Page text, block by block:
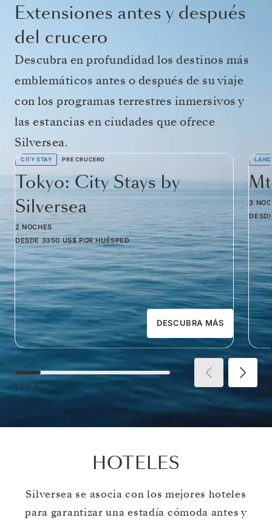
Extensiones antes y después
del crucero
Descubra en profundidad los destinos más
emblemáticos antes o después de su viaje
con los programas terrestres inmersivos y
las estancias en ciudades que ofrece
Silversea.
CITY STAY PRE CRUCERO
Tokyo: City Stays by
Silversea
2 NOCHES
DESDE 3350 US$ POR HUÉSPED
DESCUBRA MÁS
3
1 DE 6
HOTELES
Silversea se asocia con los mejores hoteles
para garantizar una estadía cómoda antes y